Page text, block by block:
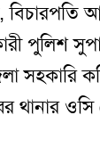
বিচারপতি
পুলিশ
সহকারি
থানার